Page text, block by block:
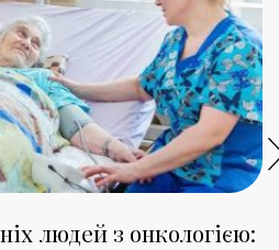
людей з онкологією: